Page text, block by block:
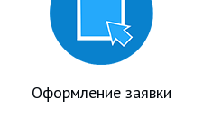
Оформление заявки